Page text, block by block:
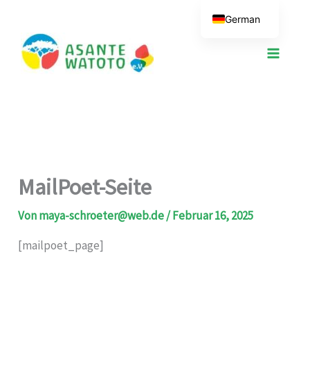
springen
MailPoet-Seite
Vonmaya-schroeter@web.de/Februar 16, 2025
[mailpoet_page]
German